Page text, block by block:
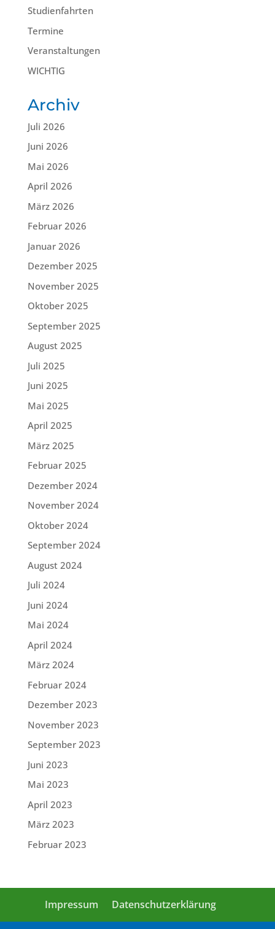
Studienfahrten
Termine
Veranstaltungen
WICHTIG
Archiv
Juli 2026
Juni 2026
Mai 2026
April 2026
März 2026
Februar 2026
Januar 2026
Dezember 2025
November 2025
Oktober 2025
September 2025
August 2025
Juli 2025
Juni 2025
Mai 2025
April 2025
März 2025
Februar 2025
Dezember 2024
November 2024
Oktober 2024
September 2024
August 2024
Juli 2024
Juni 2024
Mai 2024
April 2024
März 2024
Februar 2024
Dezember 2023
November 2023
September 2023
Juni 2023
Mai 2023
April 2023
März 2023
Februar 2023
Impressum Datenschutzerklärung